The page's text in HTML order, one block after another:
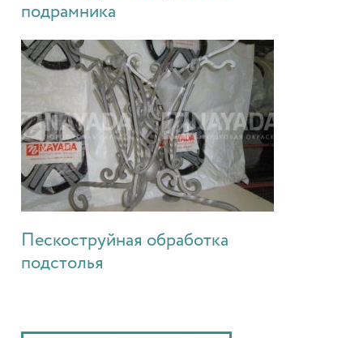
подрамника
Пескоструйная обработка
подстолья